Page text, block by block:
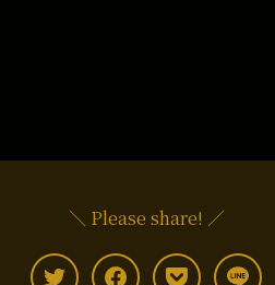
＼ Please share! ／